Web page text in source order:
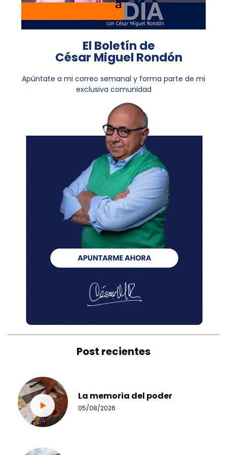
El Boletín de
César Miguel Rondón
Apúntate a mi correo semanal y forma parte de mi
exclusiva comunidad
Post recientes
La memoria del poder
05/08/2026